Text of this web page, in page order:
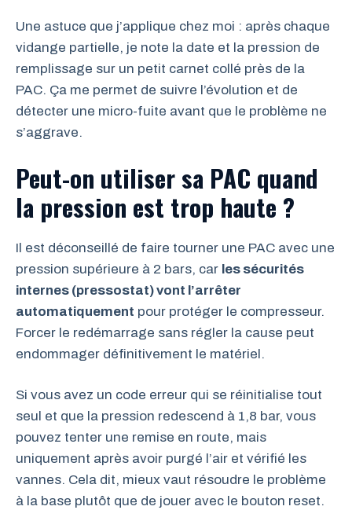
Une astuce que j’applique chez moi : après chaque
vidange partielle, je note la date et la pression de
remplissage sur un petit carnet collé près de la
PAC. Ça me permet de suivre l’évolution et de
détecter une micro-fuite avant que le problème ne
s’aggrave.
Peut-on utiliser sa PAC quand
la pression est trop haute ?
Il est déconseillé de faire tourner une PAC avec une
pression supérieure à 2 bars, car les sécurités
internes (pressostat) vont l’arrêter
automatiquement pour protéger le compresseur.
Forcer le redémarrage sans régler la cause peut
endommager définitivement le matériel.
Si vous avez un code erreur qui se réinitialise tout
seul et que la pression redescend à 1,8 bar, vous
pouvez tenter une remise en route, mais
uniquement après avoir purgé l’air et vérifié les
vannes. Cela dit, mieux vaut résoudre le problème
à la base plutôt que de jouer avec le bouton reset.